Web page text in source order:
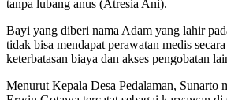
tanpa lubang anus (Atresia Ani).
Bayi yang diberi nama Adam yang lahir
tidak bisa mendapat perawatan medis
keterbatasan biaya dan akses pengobatan
Menurut Kepala Desa Pedalaman, Sunarto